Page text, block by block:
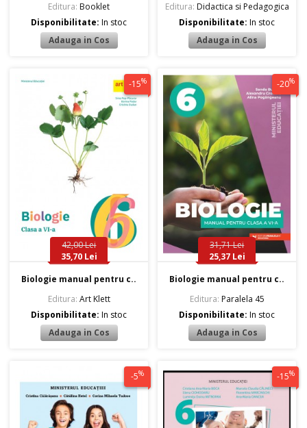
Editura: Booklet
Disponibilitate:In stoc
Editura: Didactica si Pedagogica
Disponibilitate:In stoc
-15%
42,00 Lei
35,70 Lei
Biologie manual pentru c..
Editura: Art Klett
Disponibilitate:In stoc
-20%
31,71 Lei
25,37 Lei
Biologie manual pentru c..
Editura: Paralela 45
Disponibilitate:In stoc
-5% -15%